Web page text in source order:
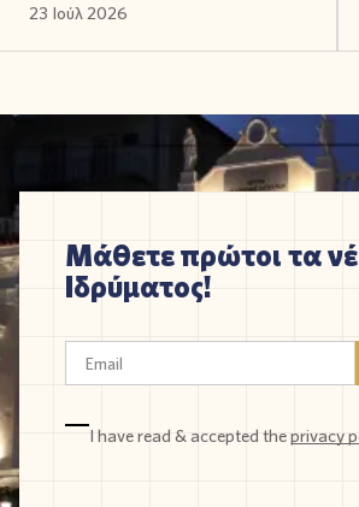
23 Ιούλ 2026
Μάθετε πρώτοι τα
Ιδρύματος!
I have read & accepted theprivacy